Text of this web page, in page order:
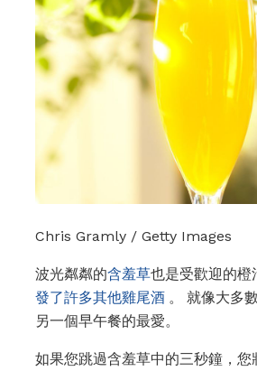
Chris Gramly / Getty Images
波光粼粼的含羞草也是受歡迎的橙
發了許多其他雞尾酒 。 就像大多
另一個早午餐的最愛。
如果您跳過含羞草中的三秒鐘，您